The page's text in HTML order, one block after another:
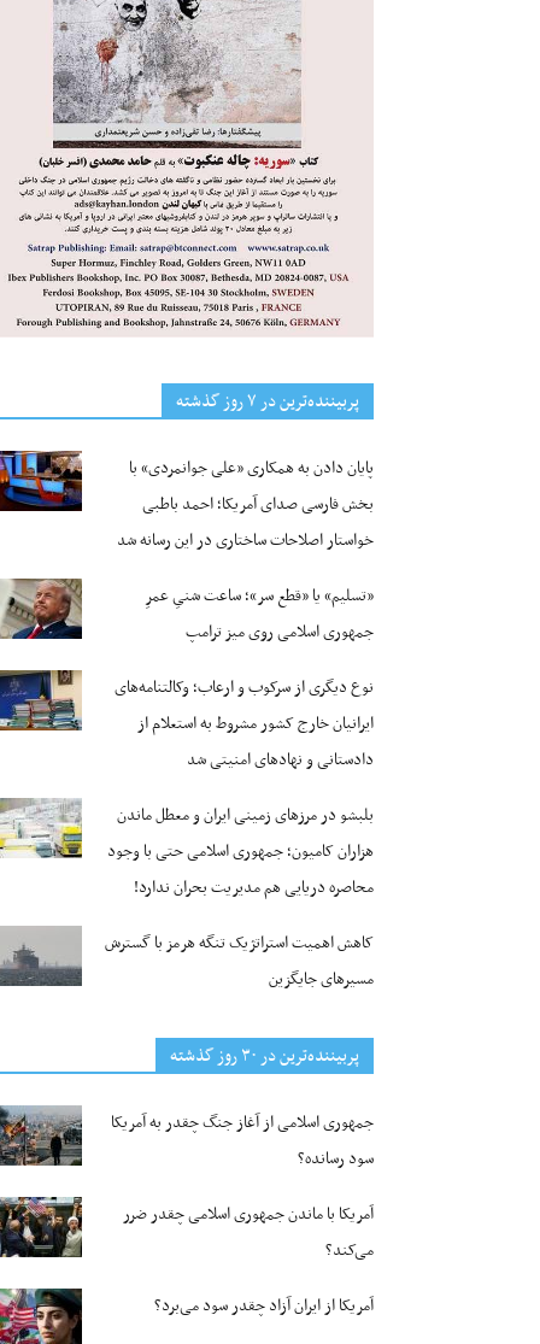
پربیننده‌ترین‌ در ۷ روز گذشته
پایان دادن به همکاری «علی جوانمردی» با
بخش فارسی صدای آمریکا؛ احمد باطبی
خواستار اصلاحات ساختاری در این رسانه شد
«تسلیم» یا «قطع سر»؛ ساعت شنیِ عمرِ
جمهوری اسلامی روی میز ترامپ
نوع دیگری از سرکوب و ارعاب؛ وکالتنامه‌های
ایرانیان خارج کشور مشروط به استعلام از
دادستانی و نهادهای امنیتی شد
بلبشو در مرزهای زمینی ایران و معطل ماندن
هزاران کامیون؛ جمهوری اسلامی حتی با وجود
محاصره دریایی هم مدیریت بحران ندارد!
کاهش اهمیت استراتژیک تنگه‌ هرمز با گسترش
مسیرهای جایگزین
پربیننده‌ترین‌ در ۳۰ روز گذشته
جمهوری اسلامی از آغاز جنگ چقدر به آمریکا
سود رسانده؟
آمریکا با ماندن جمهوری اسلامی چقدر ضرر
می‌کند؟
آمریکا از ایران آزاد چقدر سود می‌برد؟